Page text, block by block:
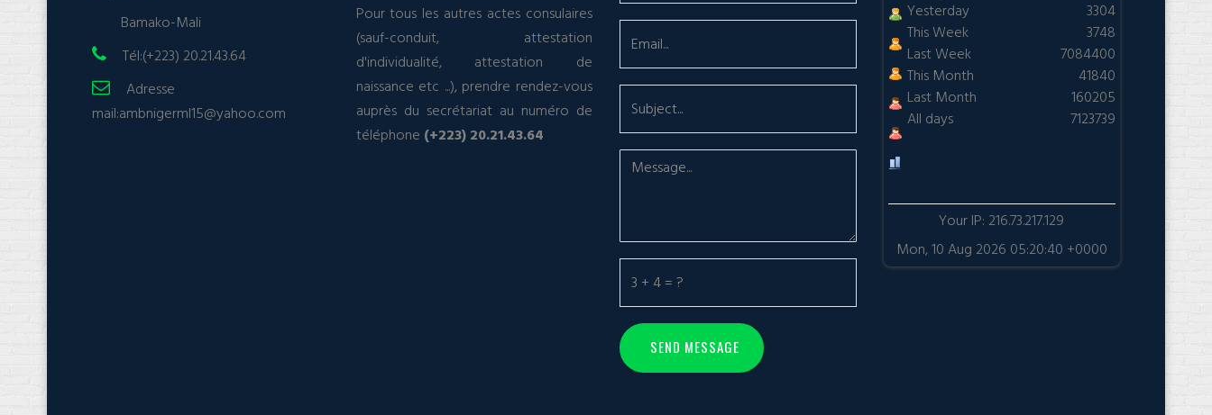
Bamako-Mali
Tél:(+223) 20.21.43.64
Adresse
mail:ambnigerml15@yahoo.com
Pour tous les autres actes consulaires
(sauf-conduit, attestation
d'individualité, attestation de
naissance etc ...), prendre rendez-vous
auprès du secrétariat au numéro de
téléphone (+223) 20.21.43.64
Yesterday
This Week
Last Week
This Month
Last Month
All days
3304
3748
7084400
41840
160205
7123739
Your IP: 216.73.217.129
Mon, 10 Aug 2026 05:20:40 +0000